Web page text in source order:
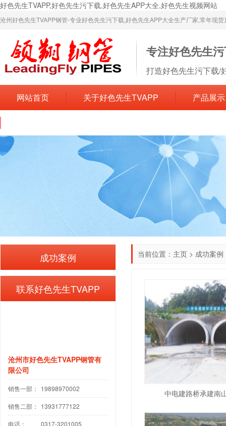
好色先生TVAPP,好色先生污下载,好色先生APP大全,好色先生视频网站
沧州好色先生TVAPP钢管-专业好色先生污下载,好色先生APP大全生产厂家,常年现
专注好色先生
打造好色先生污下载/
网站首页 关于好色先生TVAPP 产品展示
当前位置： 主页 > 成功案例
中电建路桥承建南
成功案例
联系好色先生TVAPP
沧州市好色先生TVAPP钢管有
限公司
销售一部： 19898970002
销售二部： 13931777122
电话： 0317-3201005